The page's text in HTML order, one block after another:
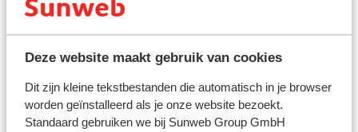
Deze website maakt gebruik van cookies
Dit zijn kleine tekstbestanden die automatisch in je browser
worden geïnstalleerd als je onze website bezoekt.
Standaard gebruiken we bij Sunweb Group GmbH
Andere accommodaties in Zakynthos
Avra Suites & Apartments